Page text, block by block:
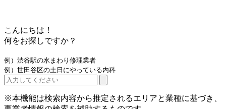
こんにちは！
何をお探しですか？
例）渋谷駅の水まわり修理業者
例）世田谷区の土日にやっている内科
※本機能は検索内容から推定されるエリアと業種に基づき、